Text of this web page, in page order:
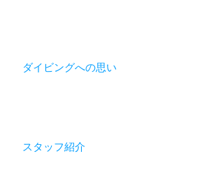
ダイビングへの思い
スタッフ紹介